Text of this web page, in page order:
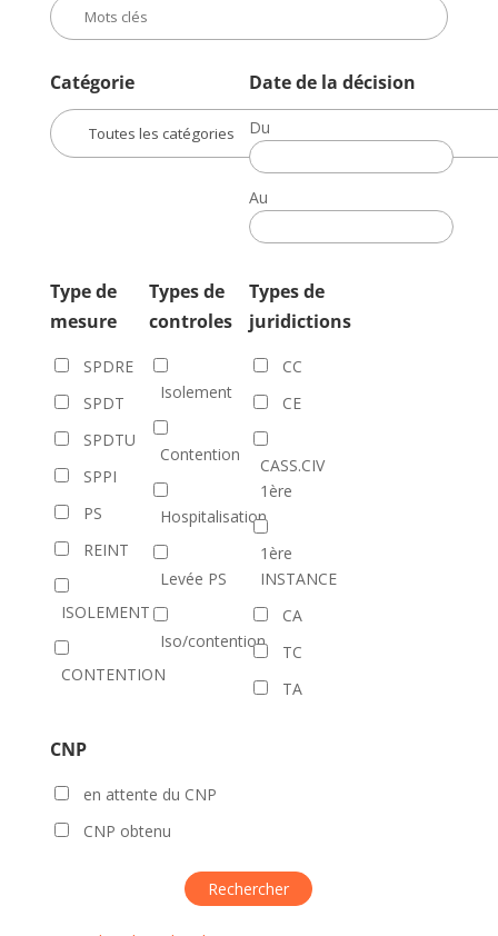
Catégorie Date de la décision
Du
Date
de
la
décision
Au
Date
de
décision
Type de
mesure
SPDRE
SPDT
SPDTU
SPPI
PS
REINT
ISOLEMENT
CONTENTION
Types de
controles
Isolement
Contention
Hospitalisation
Levée PS
Iso/contention
Types de
juridictions
CC
CE
CASS.CIV
1ère
1ère
INSTANCE
CA
TC
TA
CNP
en attente du CNP
CNP obtenu